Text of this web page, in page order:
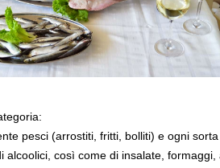
pesci (arrostiti, fritti, bolliti) e ogni
così come di insalate, formaggi,